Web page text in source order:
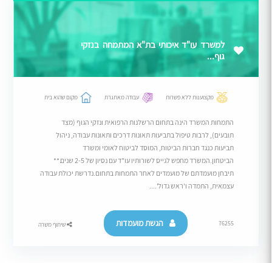
למשרד עו"ד איכותי בת"א המתמחה בנזקי
גוף...
מקצוענות ללא פשרות עבודה מאתגרת מקום שהוא בית
התמחות המשרד הינה בתחום הרשלנות הרפואית ונזקי הגוף (מצד
תובעים), לרבות טיפול בתביעות תאונות דרכים ותאונות עבודה, ניהול
תביעות כנגד חברות הביטוח, המוסד לביטוח לאומי ומשרד
הביטחון.המשרד מחפש לגייס לשורותיו עו"ד עם נסיון של 2-5 שנים.**
תיבחן מועמדתם של מועמדים לאחר התמחות בתחום.נדרשת יכולת עבודה
עצמאית, התמדה ו'ראש גדול'....
76255 הגשת מועמדות שיתוף משרה